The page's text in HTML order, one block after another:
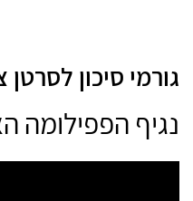
גורמי סיכון
נגיף הפפילומה